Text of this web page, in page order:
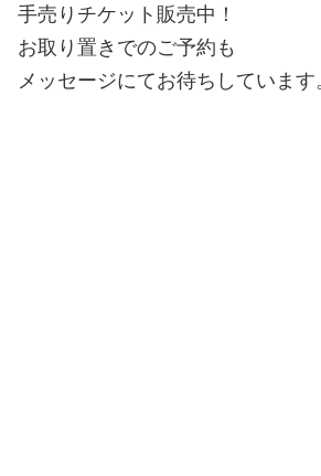
手売りチケット販売中！
お取り置きでのご予約も
メッセージにてお待ちしています